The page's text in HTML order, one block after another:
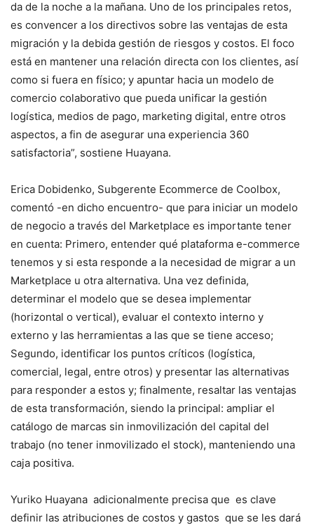
da de la noche a la mañana. Uno de los principales retos,
es convencer a los directivos sobre las ventajas de esta
migración y la debida gestión de riesgos y costos. El foco
está en mantener una relación directa con los clientes, así
como si fuera en físico; y apuntar hacia un modelo de
comercio colaborativo que pueda unificar la gestión
logística, medios de pago, marketing digital, entre otros
aspectos, a fin de asegurar una experiencia 360
satisfactoria”, sostiene Huayana.
Erica Dobidenko, Subgerente Ecommerce de Coolbox,
comentó -en dicho encuentro- que para iniciar un modelo
de negocio a través del Marketplace es importante tener
en cuenta: Primero, entender qué plataforma e-commerce
tenemos y si esta responde a la necesidad de migrar a un
Marketplace u otra alternativa. Una vez definida,
determinar el modelo que se desea implementar
(horizontal o vertical), evaluar el contexto interno y
externo y las herramientas a las que se tiene acceso;
Segundo, identificar los puntos críticos (logística,
comercial, legal, entre otros) y presentar las alternativas
para responder a estos y; finalmente, resaltar las ventajas
de esta transformación, siendo la principal: ampliar el
catálogo de marcas sin inmovilización del capital del
trabajo (no tener inmovilizado el stock), manteniendo una
caja positiva.
Yuriko Huayana adicionalmente precisa que es clave
definir las atribuciones de costos y gastos que se les dará